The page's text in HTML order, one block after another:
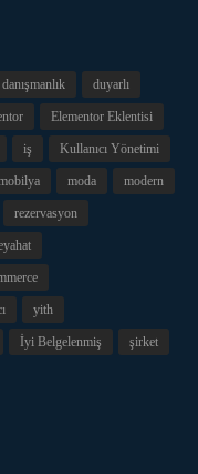
danışmanlık duyarlı
Elementor Eklentisi
iş Kullanıcı Yönetimi
moda modern
rezervasyon
yith
İyi Belgelenmiş şirket